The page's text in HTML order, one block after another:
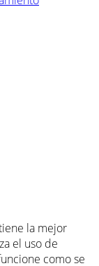
la mejor
el uso de
como se